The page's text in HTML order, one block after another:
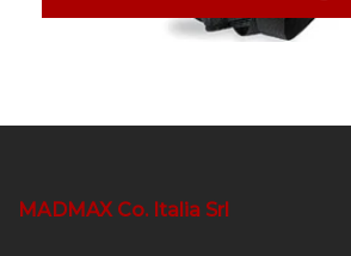
MADMAX Co. Italia Srl